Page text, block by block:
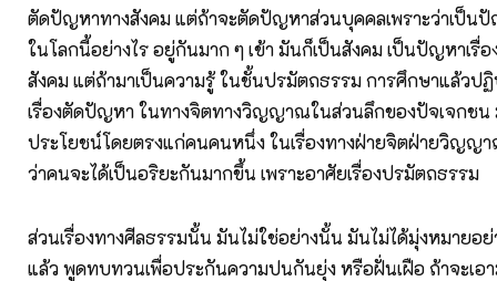
ตัดปัญหาทางสังคม แต่ถ้าจะตัดปัญหาส่วนบุคคลเพราะว่าเป็น
ในโลกนี้อย่างไร อยู่กันมาก ๆ เข้า มันก็เป็นสังคม เป็นปัญหาเรื่อ
สังคม แต่ถ้ามาเป็นความรู้ ในชั้นปรมัตถธรรม การศึกษาแล้วป
เรื่องตัดปัญหา ในทางจิตทางวิญญาณในส่วนลึกของปัจเจกชน
ประโยชน์โดยตรงแก่คนคนหนึ่ง ในเรื่องทางฝ่ายจิตฝ่ายวิญญ
ว่าคนจะได้เป็นอริยะกันมากขึ้น เพราะอาศัยเรื่องปรมัตถธรรม
ส่วนเรื่องทางศีลธรรมนั้น มันไม่ใช่อย่างนั้น มันไม่ได้มุ่งหมายอ
แล้ว พูดทบทวนเพื่อประกันความปนกันยุ่ง หรือฝั่นเฝือ ถ้าจะเอา